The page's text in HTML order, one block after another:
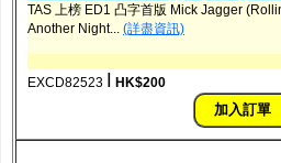
TAS 上榜 ED1 凸字首版 Mick Jagger
Another Night... (詳盡資訊)
EXCD82523 HK$200